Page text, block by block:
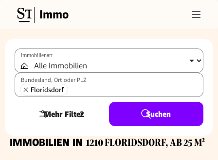
Immo
Immobilienart
Bundesland, Ort oder PLZ
Floridsdorf
Mehr Filter
2 Suchen
IMMOBILIEN IN 1210 FLORIDSDORF, AB 25 M²